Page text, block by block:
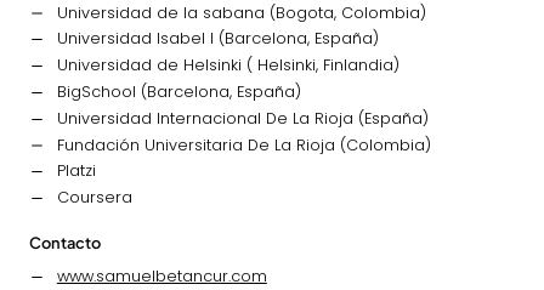
Universidad de la sabana (Bogota, Colombia)
Universidad Isabel I (Barcelona, España)
Universidad de Helsinki ( Helsinki, Finlandia)
BigSchool (Barcelona, España)
Universidad Internacional De La Rioja (España)
Fundación Universitaria De La Rioja (Colombia)
Platzi
Coursera
Contacto
www.samuelbetancur.com